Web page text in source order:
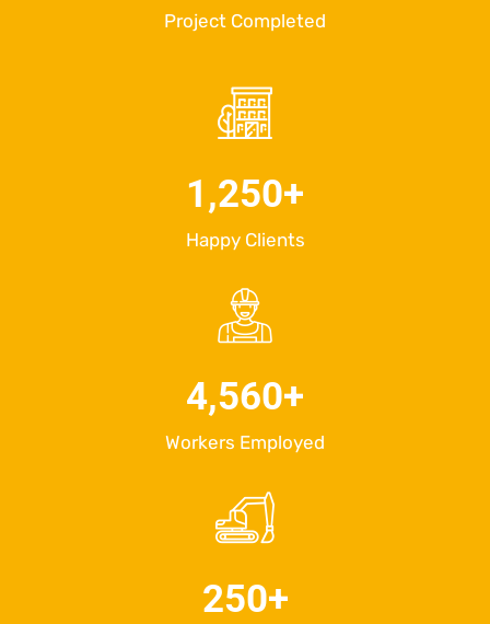
Project Completed
Happy Clients
1,250+
Workers Employed
4,560+
250+